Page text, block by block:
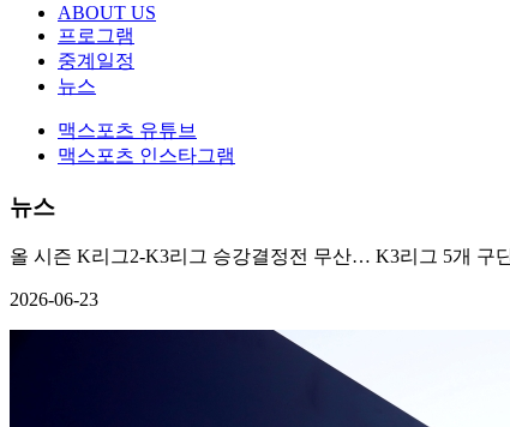
ABOUT US
프로그램
중계일정
뉴스
맥스포츠 유튜브
맥스포츠 인스타그램
뉴스
올 시즌 K리그2-K3리그 승강결정전 무산… K3리그 5개 구
2026-06-23